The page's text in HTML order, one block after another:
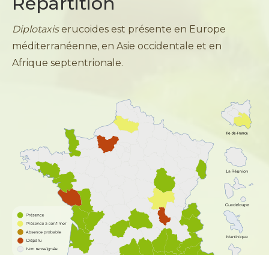
Diplotaxiserucoides est présente en Europe
méditerranéenne, en Asie occidentale et en
Afrique septentrionale.